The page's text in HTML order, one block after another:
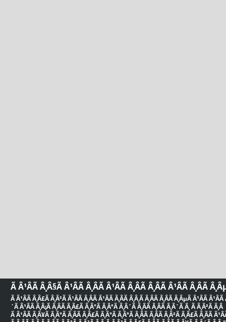
Ã Â¹ÂÃ Â¸Â§Ã Â¹ÂÃ Â¸ÂÃ Â¹ÂÃ Â¸ÂÃ Â¸ÂÃ Â¹ÂÃ Â¸ÂÃ
Ã Â¹ÂÃ Â¸Â£Ã Â¸Â²Ã Â¹ÂÃ Â¸ÂÃ Â¹ÂÃ Â¸ÂÃ Â¸Â¸Ã Â¸ÂÃ Â¸ÂÃ Â¸ÂµÃ Â¹ÂÃ
´Ã Â¹ÂÃ Â¸Â¡Ã Â¸ÂÃ Â¸Â£Ã Â¸Â°Ã Â¸ÂªÃ Â¸Â´Ã Â¸ÂÃ Â¸ÂÃ Â¸Â´Ã Â¸ Ã Â¸Â²Ã Â¸Â
Ã Â¹ÂÃ Â¸Â¥Ã Â¸Â°Ã Â¸ÂÃ Â¸Â£Ã Â¸Â°Ã Â¸ÂªÃ Â¸ÂÃ Â¸ÂÃ Â¸Â²Ã Â¸Â£Ã Â¸ÂÃ